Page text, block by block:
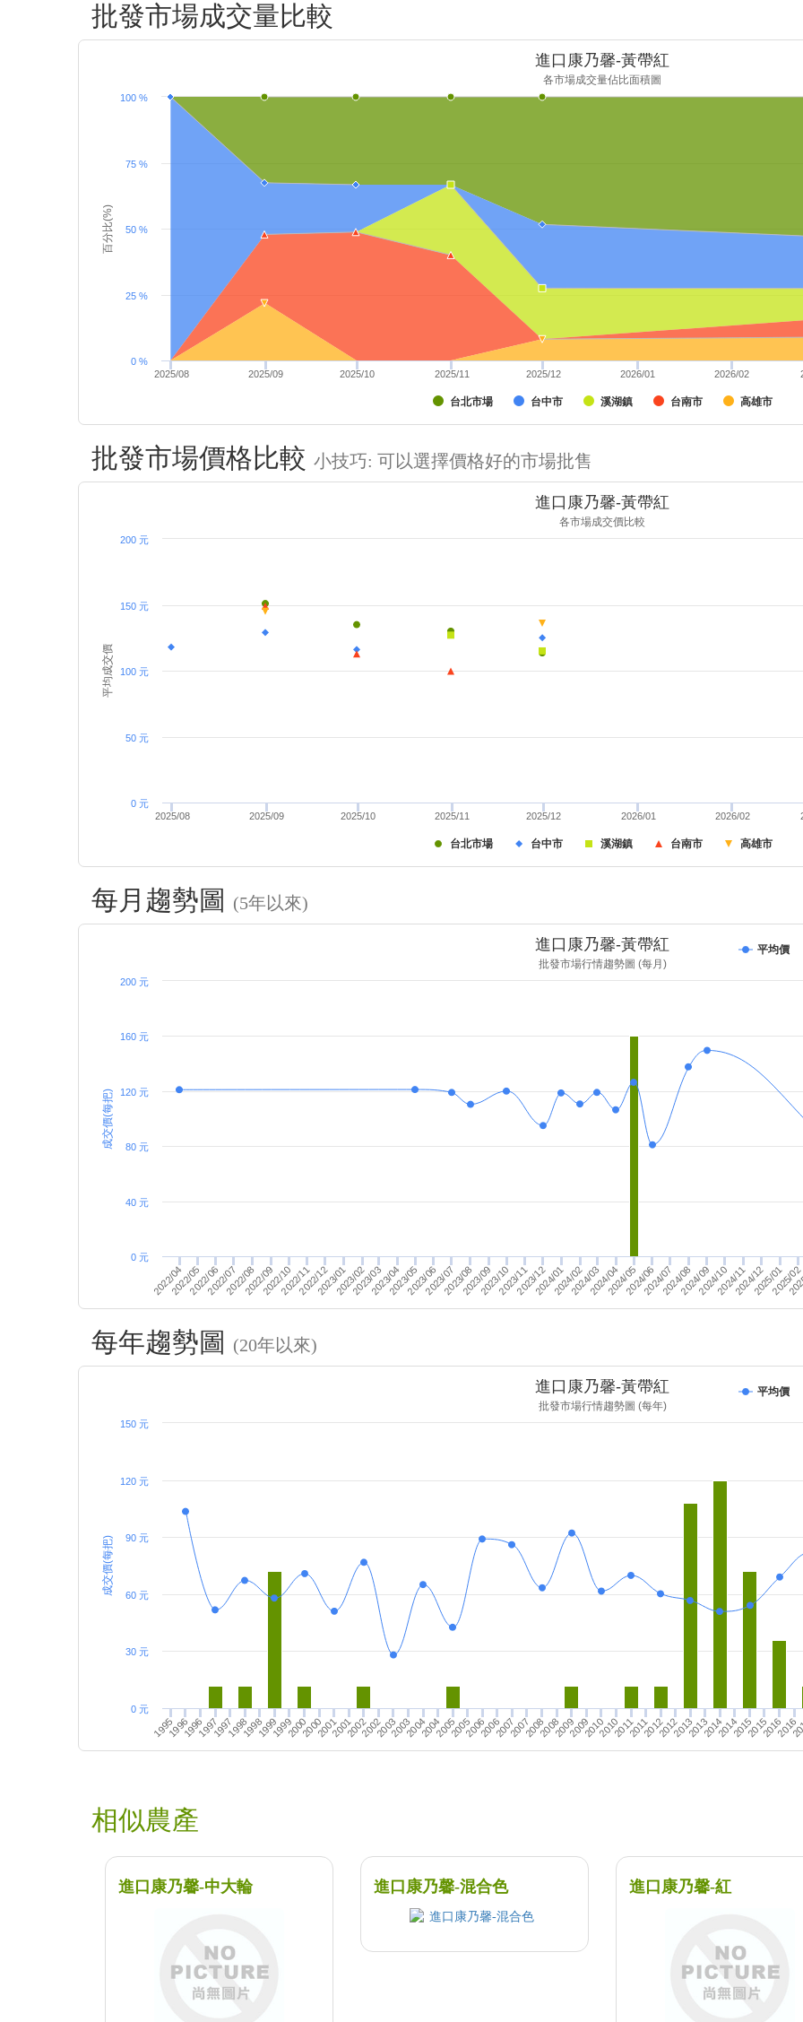
批發市場成交量比較
百分比(%)
進口康乃馨-黃帶紅
各市場成交量佔比面積圖
台北市場 台中市 溪湖鎮 台南市 高雄市
2025/08 2025/09 2025/10 2025/11 2025/12 2026/01 2026/02
0 %
25 %
50 %
75 %
100 %
批發市場價格比較 小技巧: 可以選擇價格好的市場批售
平均成交價
進口康乃馨-黃帶紅
各市場成交價比較
台北市場 台中市 溪湖鎮 台南市 高雄市
2025/08 2025/09 2025/10 2025/11 2025/12 2026/01 2026/02
0 元
50 元
100 元
150 元
200 元
每月趨勢圖 (5年以來)
成交價(每把)
進口康乃馨-黃帶紅
批發市場行情趨勢圖 (每月)
平均價
2022/042022/052022/062022/072022/082022/092022/102022/112022/122023/012023/022023/032023/042023/052023/062023/072023/082023/092023/102023/112023/122024/012024/022024/032024/042024/052024/062024/072024/082024/092024/102024/112024/122025/012025/02
0 元
40 元
80 元
120 元
160 元
200 元
每年趨勢圖 (20年以來)
成交價(每把)
進口康乃馨-黃帶紅
批發市場行情趨勢圖 (每年)
平均價
1995199619961997199719981998199919992000200020012001200220022003200320042004200520052006200620072007200820082009200920102010201120112012201220132013201420142015201520162016
0 元
30 元
60 元
90 元
120 元
150 元
相似農產
進口康乃馨-中大輪 進口康乃馨-混合色 進口康乃馨-紅